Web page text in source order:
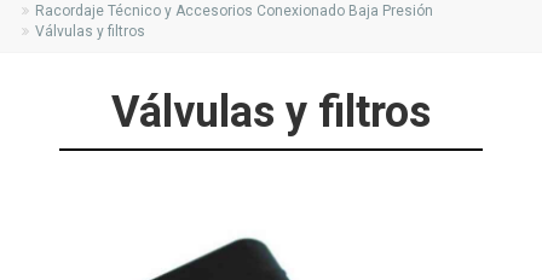
Racordaje Técnico y Accesorios Conexionado Baja Presión
Válvulas y filtros
Válvulas y filtros